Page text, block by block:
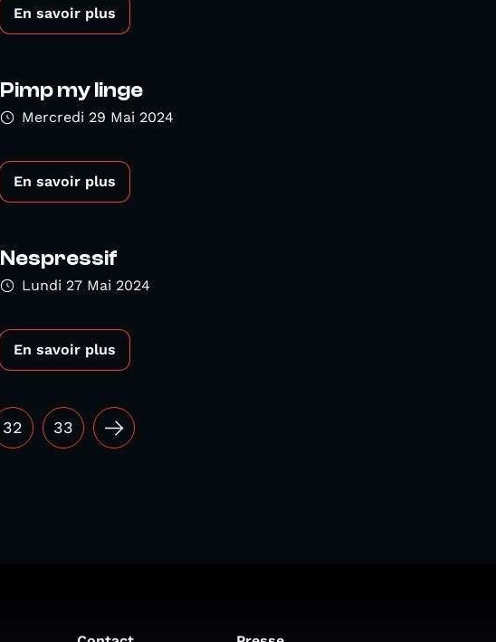
En savoir plus
Pimp my linge
Mercredi 29 Mai 2024
En savoir plus
Nespressif
Lundi 27 Mai 2024
En savoir plus
32 33